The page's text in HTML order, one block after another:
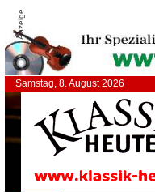
Anzeige
Samstag, 8. August 2026